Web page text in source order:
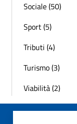
Sociale (50)
Sport (5)
Tributi (4)
Turismo (3)
Viabilità (2)